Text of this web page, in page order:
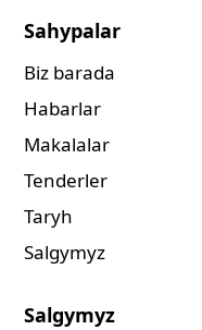
Sahypalar
Biz barada
Habarlar
Makalalar
Tenderler
Taryh
Salgymyz
Salgymyz